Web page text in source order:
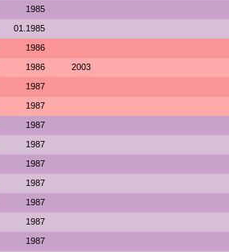
1985
01.1985
1986
1986 2003
1987
1987
1987
1987
1987
1987
1987
1987
1987